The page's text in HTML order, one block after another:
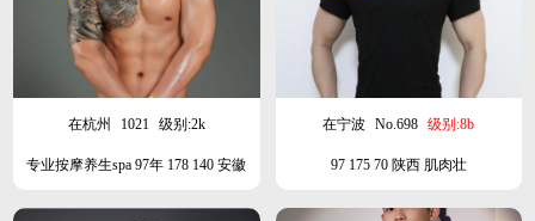
在杭州 1021 级别:2k
专业按摩养生spa 97年 178 140 安徽
在宁波 No.698 级别:8b
97 175 70 陕西 肌肉壮